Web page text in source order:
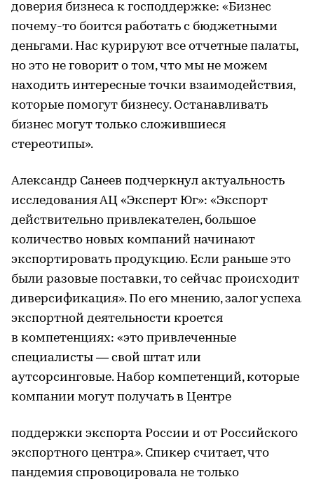
доверия бизнеса к господдержке: «Бизнес
почему-то боится работать с бюджетными
деньгами. Нас курируют все отчетные палаты,
но это не говорит о том, что мы не можем
находить интересные точки взаимодействия,
которые помогут бизнесу. Останавливать
бизнес могут только сложившиеся
стереотипы».
Александр Санеев подчеркнул актуальность
исследования АЦ «Эксперт Юг»: «Экспорт
действительно привлекателен, большое
количество новых компаний начинают
экспортировать продукцию. Если раньше это
были разовые поставки, то сейчас происходит
диверсификация». По его мнению, залог успеха
экспортной деятельности кроется
в компетенциях: «это привлеченные
специалисты — свой штат или
аутсорсинговые. Набор компетенций, которые
компании могут получать в Центре
поддержки экспорта России и от Российского
экспортного центра». Спикер считает, что
пандемия спровоцировала не только